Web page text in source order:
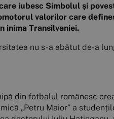
iubesc Simbolul și
valorilor care
inima Transilvaniei.
nu s-a abătut de-a
din fotbalul românesc
„Petru Maior” a